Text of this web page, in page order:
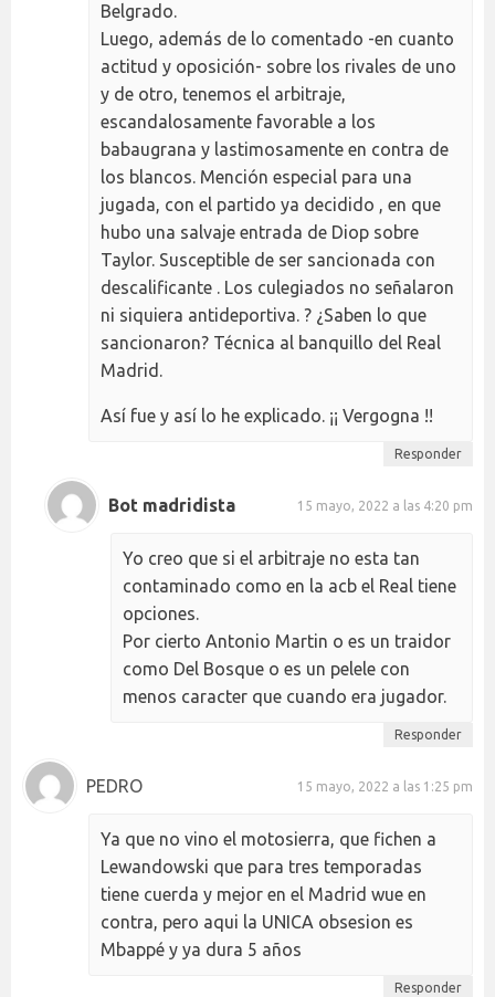
Belgrado.
Luego, además de lo comentado -en cuanto
actitud y oposición- sobre los rivales de uno
y de otro, tenemos el arbitraje,
escandalosamente favorable a los
babaugrana y lastimosamente en contra de
los blancos. Mención especial para una
jugada, con el partido ya decidido , en que
hubo una salvaje entrada de Diop sobre
Taylor. Susceptible de ser sancionada con
descalificante . Los culegiados no señalaron
ni siquiera antideportiva. ? ¿Saben lo que
sancionaron? Técnica al banquillo del Real
Madrid.
Así fue y así lo he explicado. ¡¡ Vergogna !!
Responder
Bot madridista 15 mayo, 2022 a las 4:20 pm
Yo creo que si el arbitraje no esta tan
contaminado como en la acb el Real tiene
opciones.
Por cierto Antonio Martin o es un traidor
como Del Bosque o es un pelele con
menos caracter que cuando era jugador.
Responder
PEDRO 15 mayo, 2022 a las 1:25 pm
Ya que no vino el motosierra, que fichen a
Lewandowski que para tres temporadas
tiene cuerda y mejor en el Madrid wue en
contra, pero aqui la UNICA obsesion es
Mbappé y ya dura 5 años
Responder